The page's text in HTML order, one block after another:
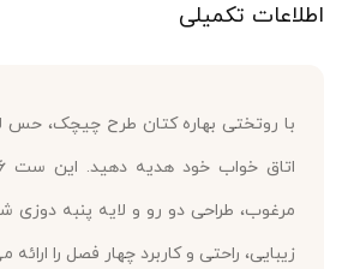
اطلاعات تکمیلی
با روتختی بهاره کتان طرح چیچک، حس
مرغوب، طراحی دو رو و لایه پنبه دوزی
زیبایی، راحتی و کاربرد چهار فصل را ارائه